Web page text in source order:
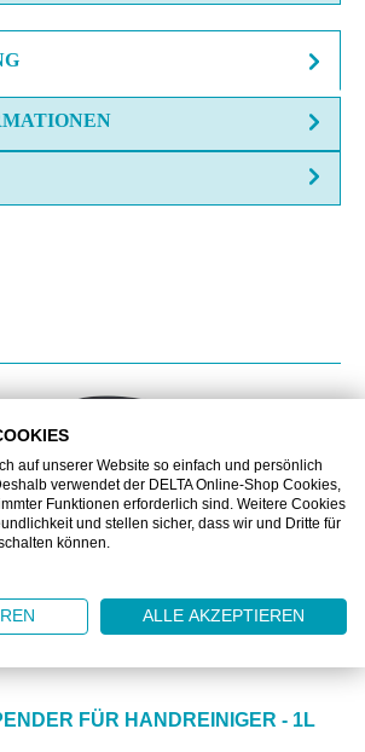
FÜR HANDREINIGER - 1L
auf unserer Website so einfach und persönlich
verwendet der DELTA Online-Shop Cookies,
Funktionen erforderlich sind. Weitere Cookies
und stellen sicher, dass wir und Dritte für
können.
ALLE AKZEPTIEREN